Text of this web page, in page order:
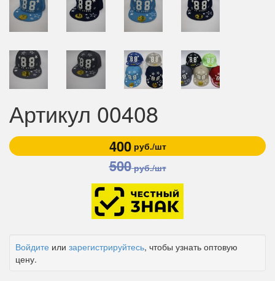
Артикул 00408
400руб./шт
500руб./шт
Войдите или зарегистрируйтесь, чтобы узнать оптовую
цену.